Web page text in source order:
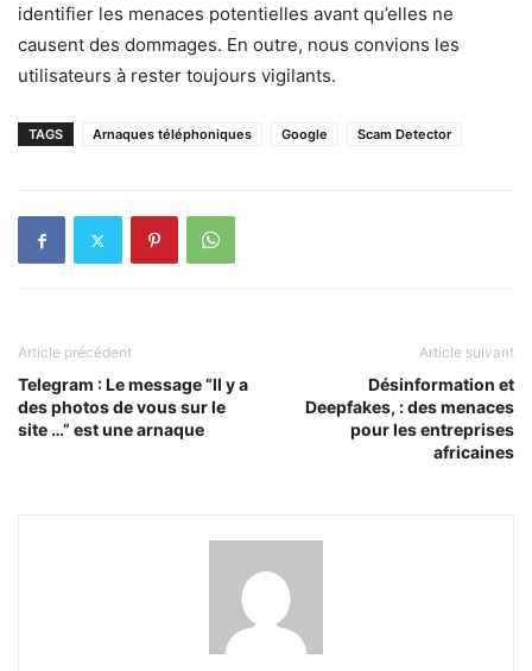
identifier les menaces potentielles avant qu’elles ne
causent des dommages. En outre, nous convions les
utilisateurs à rester toujours vigilants.
TAGS Arnaques téléphoniques Google Scam Detector
Article précédent
Telegram : Le message “Il y a
des photos de vous sur le
site …” est une arnaque
Article suivant
Désinformation et
Deepfakes, : des menaces
pour les entreprises
africaines